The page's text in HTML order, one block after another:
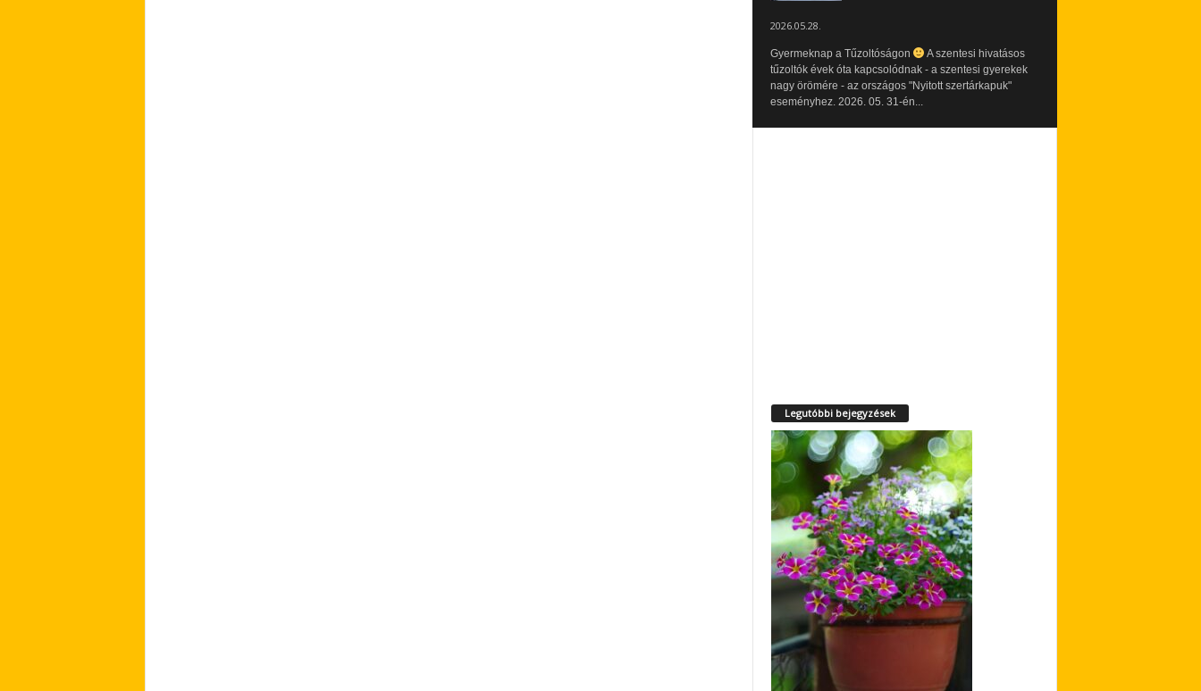
2026.05.28.
Gyermeknap a Tűzoltóságon
A szentesi hivatásos
tűzoltók évek óta kapcsolódnak - a szentesi gyerekek
nagy örömére - az országos "Nyitott szertárkapuk"
eseményhez. 2026. 05. 31-én...
Legutóbbi bejegyzések